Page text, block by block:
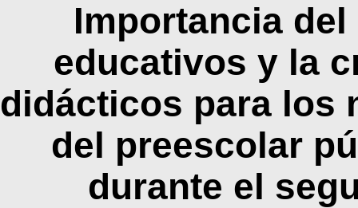
Importancia
educativos y la
didácticos para los
del preescolar
durante el